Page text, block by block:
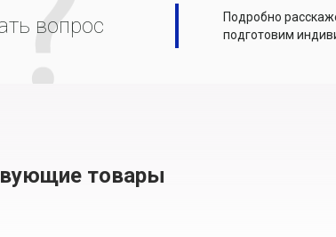
вопрос
Подробно
подготовим
товары